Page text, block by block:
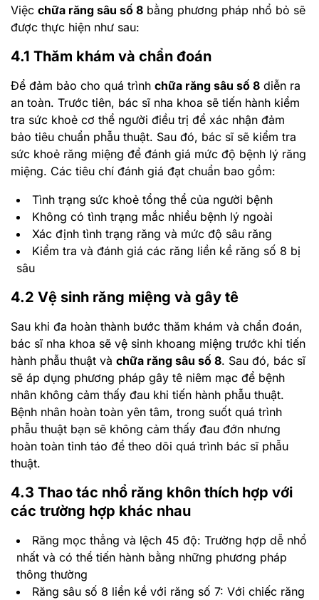
Việc chữa răng sâu số 8 bằng phương pháp nhổ bỏ sẽ
được thực hiện như sau:
4.1 Thăm khám và chẩn đoán
Để đảm bảo cho quá trình chữa răng sâu số 8 diễn ra
an toàn. Trước tiên, bác sĩ nha khoa sẽ tiến hành kiểm
tra sức khoẻ cơ thể người điều trị để xác nhận đảm
bảo tiêu chuẩn phẫu thuật. Sau đó, bác sĩ sẽ kiểm tra
sức khoẻ răng miệng để đánh giá mức độ bệnh lý răng
miệng. Các tiêu chí đánh giá đạt chuẩn bao gồm:
Tình trạng sức khoẻ tổng thể của người bệnh
Không có tình trạng mắc nhiều bệnh lý ngoài
Xác định tình trạng răng và mức độ sâu răng
Kiểm tra và đánh giá các răng liền kề răng số 8 bị
sâu
4.2 Vệ sinh răng miệng và gây tê
Sau khi đa hoàn thành bước thăm khám và chẩn đoán,
bác sĩ nha khoa sẽ vệ sinh khoang miệng trước khi tiến
hành phẫu thuật và chữa răng sâu số 8. Sau đó, bác sĩ
sẽ áp dụng phương pháp gây tê niêm mạc để bệnh
nhân không cảm thấy đau khi tiến hành phẫu thuật.
Bệnh nhân hoàn toàn yên tâm, trong suốt quá trình
phẫu thuật bạn sẽ không cảm thấy đau đớn nhưng
hoàn toàn tỉnh táo để theo dõi quá trình bác sĩ phẫu
thuật.
4.3 Thao tác nhổ răng khôn thích hợp với
các trường hợp khác nhau
Răng mọc thẳng và lệch 45 độ: Trường hợp dễ nhổ
nhất và có thể tiến hành bằng những phương pháp
thông thường
Răng sâu số 8 liền kề với răng số 7: Với chiếc răng